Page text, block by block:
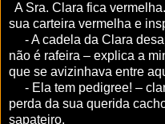
A Sra. Clara fica
sua carteira vermelha e
- A cadela da Clara
não é rafeira – explica a
que se avizinhava entre
- Ela tem pedigree! –
perda da sua querida
sapateiro.